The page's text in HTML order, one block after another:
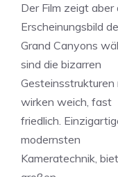
Der Film zeigt
Erscheinungsbild
Grand Canyons
sind die bizarren
wirken weich, fast
friedlich.
modernsten
Kameratechnik,